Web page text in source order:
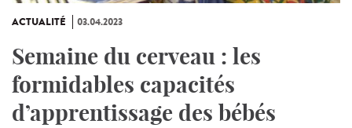
ACTUALITÉ 03.04.2023
Semaine du cerveau : les
formidables capacités
d’apprentissage des bébés